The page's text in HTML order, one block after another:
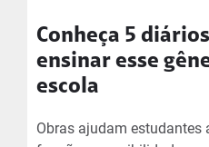
Conheça 5
ensinar esse
escola
Obras ajudam estudantes